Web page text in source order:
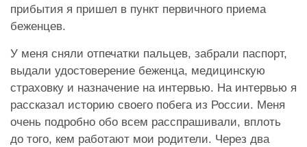
прибытия я пришел в пункт первичного приема
беженцев.
У меня сняли отпечатки пальцев, забрали паспорт,
выдали удостоверение беженца, медицинскую
страховку и назначение на интервью. На интервью я
рассказал историю своего побега из России. Меня
очень подробно обо всем расспрашивали, вплоть
до того, кем работают мои родители. Через два